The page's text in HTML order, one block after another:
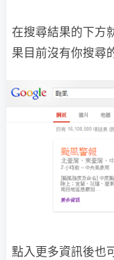
在搜尋結果的下方
果目前沒有你搜尋
點入更多資訊後也